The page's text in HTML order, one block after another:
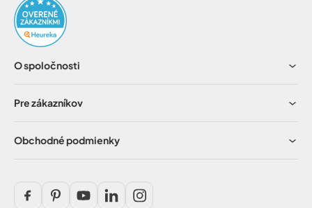
O spoločnosti
Pre zákazníkov
Obchodné podmienky